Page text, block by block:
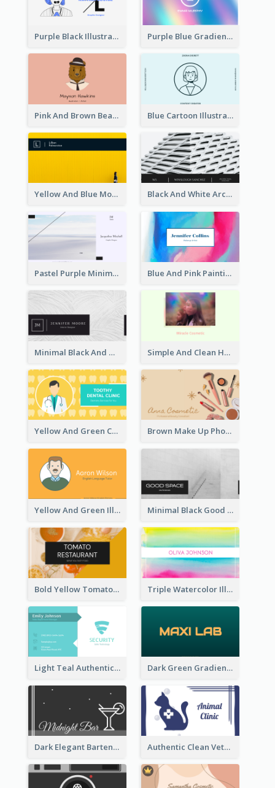
Purple Black Illustration Portrait Business Card Purple Blue Gradient Background Business Card
Pink And Brown Bear Illustration Business Card Blue Cartoon Illustration Portrait Business Card
Yellow And Blue Modern Photographer Business Card Black And White Architecture Photo Business Card
Pastel Purple Minimal Designer Business Card Blue And Pink Painting Texture Photo Business Card
Minimal Black And White Textures Business Card Simple And Clean Holographic Business Card Design
Yellow And Green Cartoon Dental Clinic Business Card Brown Make Up Photo Cosmetic Business Card
Yellow And Green Illustration School Tutor Business Card Minimal Black Good Space Interior Business Card
Bold Yellow Tomato Restaurant Business Card Triple Watercolor Illustrator Business Card
Light Teal Authentic Security Business Card Design Dark Green Gradient Lab Business Card Printing
Dark Elegant Bartender Personal Business Card Design Authentic Clean Veterinary Business Card Maker